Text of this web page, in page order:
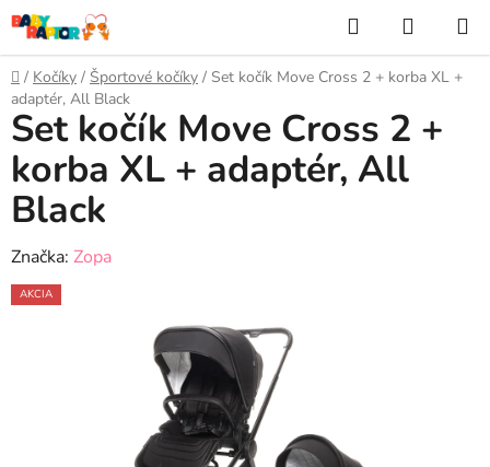
Prejsť
na
obsah
Hľadať
KOŠÍK
Domov
/ Kočíky / Športové kočíky / Set kočík Move Cross 2 + korba XL +
adaptér, All Black
Set kočík Move Cross 2 +
korba XL + adaptér, All
Black
Značka: Zopa
AKCIA